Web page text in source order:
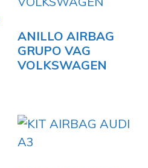
ANILLO AIRBAG
GRUPO VAG
VOLKSWAGEN